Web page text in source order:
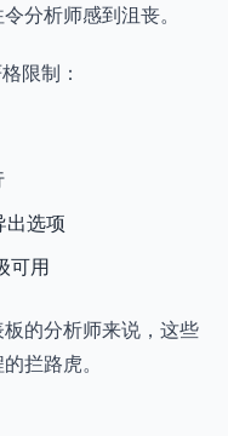
分析师感到沮丧。
限制：
出选项
可用
的分析师来说，这些
拦路虎。